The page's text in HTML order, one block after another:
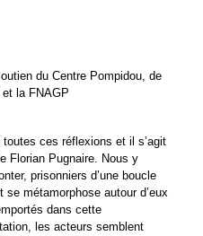
du Centre Pompidou, de
et la FNAGP
ces réflexions et il s’agit
Florian Pugnaire. Nous y
prisonniers d’une boucle
se métamorphose autour d’eux
dans cette
les acteurs semblent